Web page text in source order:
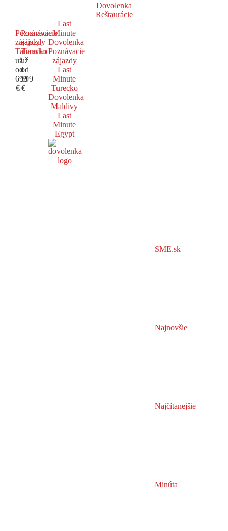
Dovolenka
Reštaurácie
Poznávacie
zájazdy
Taliansko
už
od
699
€
Poznávacie
zájazdy
Turecko
už
od
599
€
Last
Minute
Dovolenka
Poznávacie
zájazdy
Last
Minute
Turecko
Dovolenka
Maldivy
Last
Minute
Egypt
SME.sk
Najnovšie
Najčítanejšie
Minúta